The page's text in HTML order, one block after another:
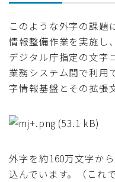
このような外字の課題
情報整備作業を実施し
デジタル庁指定の文字
業務システム間で利用
字情報基盤とその拡張
外字を約160万文字か
込んでいます。（これ